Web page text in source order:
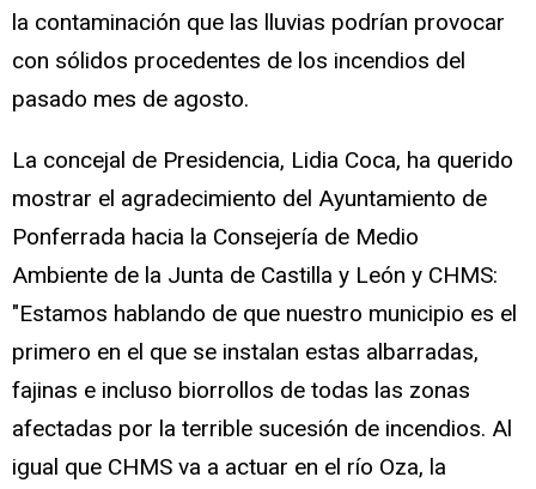
la contaminación que las lluvias podrían provocar
con sólidos procedentes de los incendios del
pasado mes de agosto.
La concejal de Presidencia, Lidia Coca, ha querido
mostrar el agradecimiento del Ayuntamiento de
Ponferrada hacia la Consejería de Medio
Ambiente de la Junta de Castilla y León y CHMS:
"Estamos hablando de que nuestro municipio es el
primero en el que se instalan estas albarradas,
fajinas e incluso biorrollos de todas las zonas
afectadas por la terrible sucesión de incendios. Al
igual que CHMS va a actuar en el río Oza, la